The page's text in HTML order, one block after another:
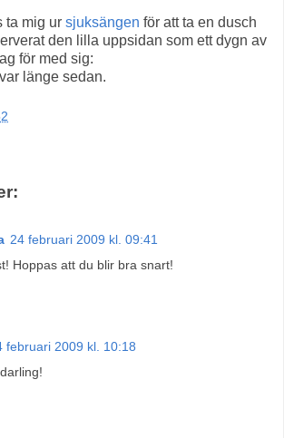
ta mig ur sjuksängen för att ta en dusch
den lilla uppsidan som ett dygn av
för med sig:
länge sedan.
24 februari 2009 kl. 09:41
Hoppas att du blir bra snart!
februari 2009 kl. 10:18